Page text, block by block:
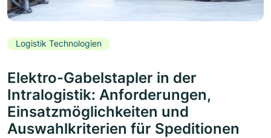
Logistik Technologien
Elektro-Gabelstapler in der
Intralogistik: Anforderungen,
Einsatzmöglichkeiten und
Auswahlkriterien für Speditionen